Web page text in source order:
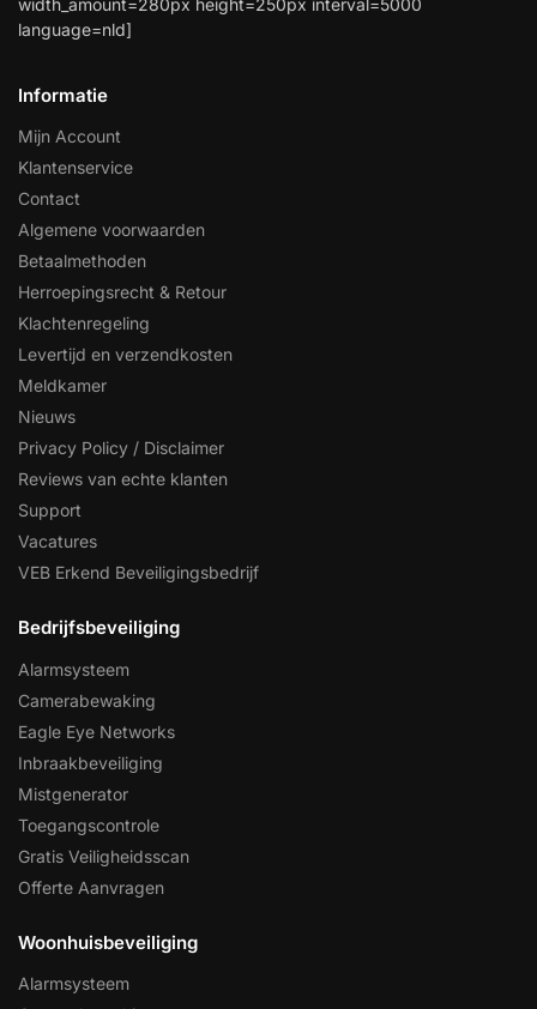
language=nld]
Informatie
Mijn Account
Klantenservice
Contact
Algemene voorwaarden
Betaalmethoden
Herroepingsrecht & Retour
Klachtenregeling
Levertijd en verzendkosten
Meldkamer
Nieuws
Privacy Policy / Disclaimer
Reviews van echte klanten
Support
Vacatures
VEB Erkend Beveiligingsbedrijf
Bedrijfsbeveiliging
Alarmsysteem
Camerabewaking
Eagle Eye Networks
Inbraakbeveiliging
Mistgenerator
Toegangscontrole
Gratis Veiligheidsscan
Offerte Aanvragen
Woonhuisbeveiliging
Alarmsysteem